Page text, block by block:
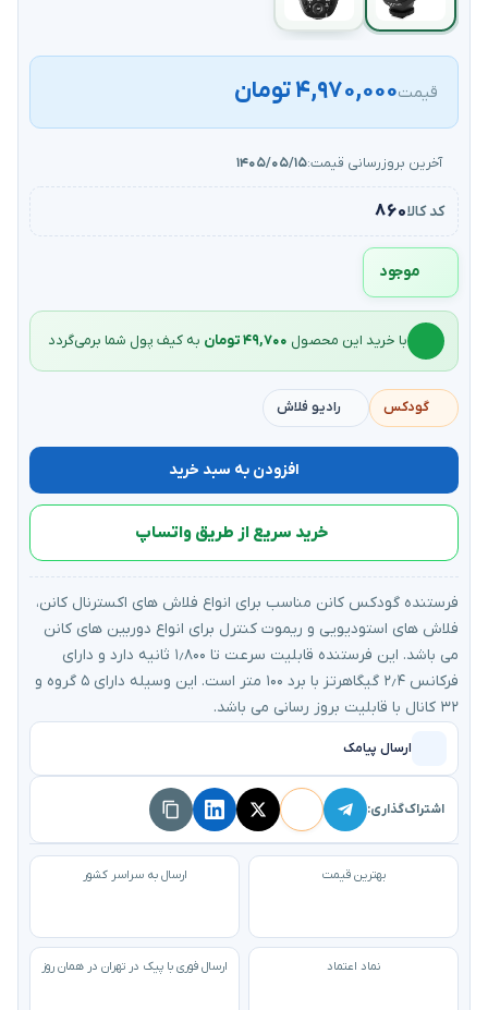
قیمت۴,۹۷۰,۰۰۰ تومان
آخرین بروزرسانی قیمت:۱۴۰۵/۰۵/۱۵
کد کالا۸۶۰
موجود
با خرید این محصول ۴۹,۷۰۰ تومان به کیف‌ پول شما برمی‌گردد
گودکس رادیو فلاش
افزودن به سبد خرید
خرید سریع از طریق واتساپ
فرستنده گودکس کانن مناسب برای انواع فلاش های اکسترنال کانن،
فلاش های استودیویی و ریموت کنترل برای انواع دوربین های کانن
می باشد. این فرستنده قابلیت سرعت تا ۱٫۸۰۰ ثانیه دارد و دارای
فرکانس ۲٫۴ گیگاهرتز با برد ۱۰۰ متر است. این وسیله دارای ۵ گروه و
۳۲ کانال با قابلیت بروز رسانی می باشد.
ارسال پیامک
اشتراک‌گذاری:
بهترین قیمت ارسال به سراسر کشور
نماد اعتماد ارسال فوری با پیک در تهران در همان روز